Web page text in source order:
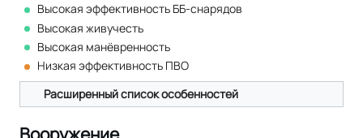
Высокая эффективность ББ-снарядов
Высокая живучесть
Высокая манёвренность
Низкая эффективность ПВО
Расширенный список особенностей